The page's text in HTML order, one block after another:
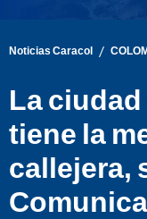
Noticias Caracol /
La
tiene la
callejera,
Comunica